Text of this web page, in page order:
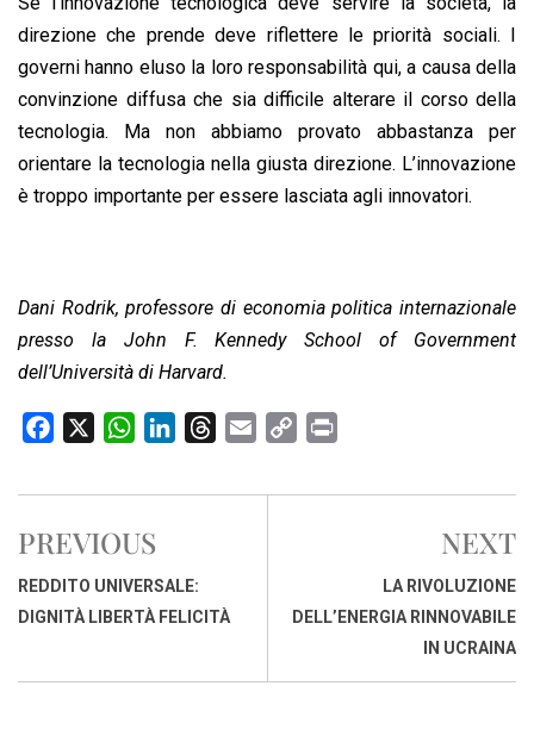
direzione che prende deve riflettere le priorità sociali. I
governi hanno eluso la loro responsabilità qui, a causa della
convinzione diffusa che sia difficile alterare il corso della
tecnologia. Ma non abbiamo provato abbastanza per
orientare la tecnologia nella giusta direzione. L’innovazione
è troppo importante per essere lasciata agli innovatori.
Dani Rodrik, professore di economia politica internazionale
presso la John F. Kennedy School of Government
dell’Università di Harvard.
c
b
o
o
W
a
s
A
p
n
d
I
r
s
a
p
n
i
PREVIOUS
REDDITO UNIVERSALE:
DIGNITÀ LIBERTÀ FELICITÀ
NEXT
LA RIVOLUZIONE
DELL’ENERGIA RINNOVABILE
IN UCRAINA